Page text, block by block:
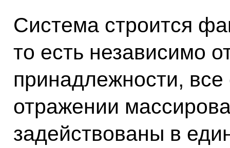
Система строится
то есть независимо
принадлежности,
отражении
задействованы в